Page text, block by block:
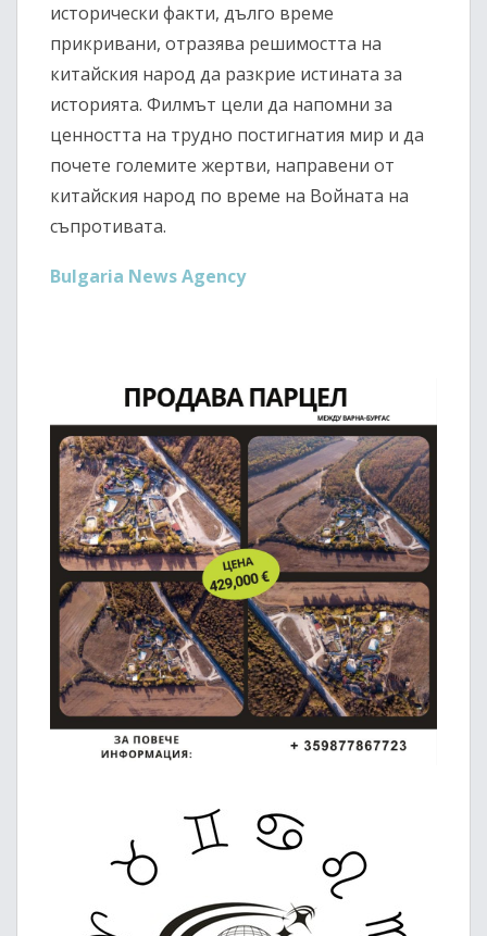
исторически факти, дълго време
прикривани, отразява решимостта на
китайския народ да разкрие истината за
историята. Филмът цели да напомни за
ценността на трудно постигнатия мир и да
почете големите жертви, направени от
китайския народ по време на Войната на
съпротивата.
Bulgaria News Agency